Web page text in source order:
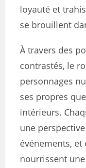
loyauté et
se brouillent
À travers des
contrastés, le
personnages
ses propres
intérieurs.
une
événements, et
nourrissent